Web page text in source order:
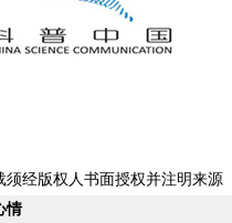
须经版权人书面授权并注明来源
情